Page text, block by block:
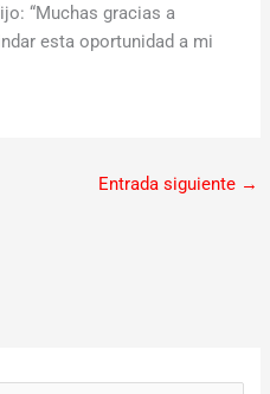
“Muchas gracias a
esta oportunidad a mi
Entrada siguiente →